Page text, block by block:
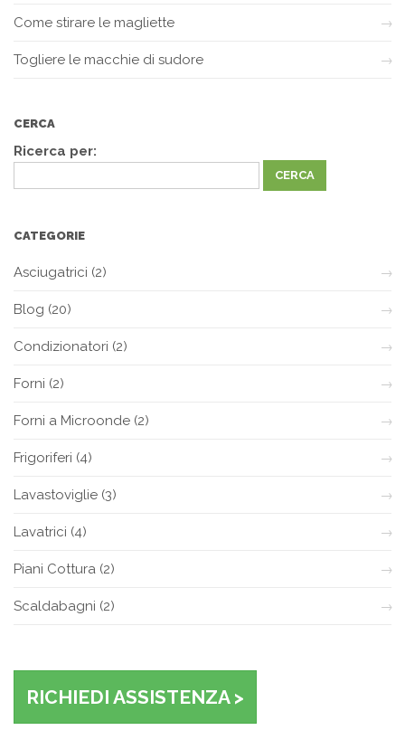
Come stirare le magliette
Togliere le macchie di sudore
CERCA
Ricerca per:
CATEGORIE
Asciugatrici (2)
Blog (20)
Condizionatori (2)
Forni (2)
Forni a Microonde (2)
Frigoriferi (4)
Lavastoviglie (3)
Lavatrici (4)
Piani Cottura (2)
Scaldabagni (2)
RICHIEDI ASSISTENZA >